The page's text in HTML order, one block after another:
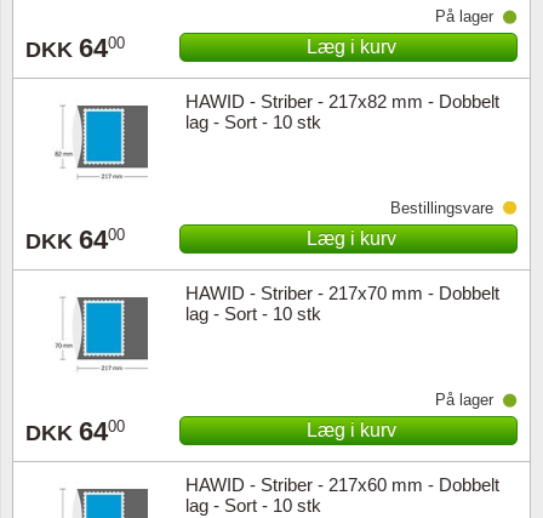
DKK 6400
På lager
Læg i kurv
HAWID - Striber - 217x82 mm - Dobbelt
lag - Sort - 10 stk
DKK 6400
Bestillingsvare
Læg i kurv
HAWID - Striber - 217x70 mm - Dobbelt
lag - Sort - 10 stk
DKK 6400
På lager
Læg i kurv
HAWID - Striber - 217x60 mm - Dobbelt
lag - Sort - 10 stk